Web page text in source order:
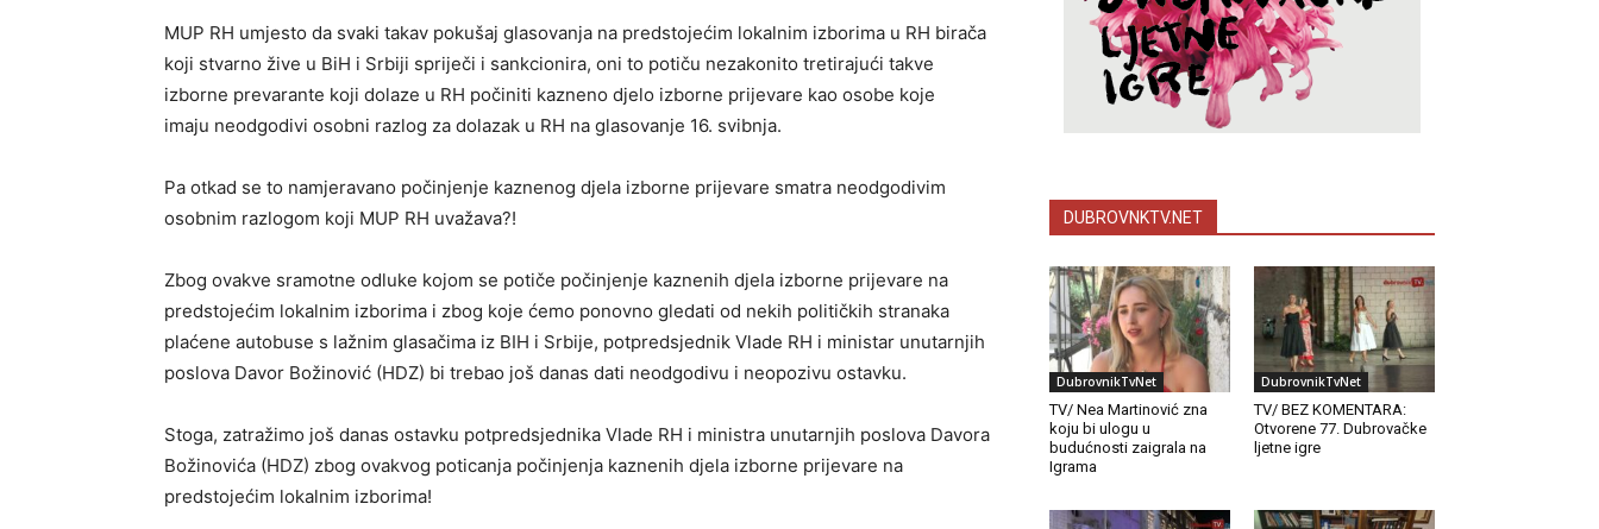
MUP RH umjesto da svaki takav pokušaj glasovanja na predstojećim lokalnim izborima u RH birača
koji stvarno žive u BiH i Srbiji spriječi i sankcionira, oni to potiču nezakonito tretirajući takve
izborne prevarante koji dolaze u RH počiniti kazneno djelo izborne prijevare kao osobe koje
imaju neodgodivi osobni razlog za dolazak u RH na glasovanje 16. svibnja.
Pa otkad se to namjeravano počinjenje kaznenog djela izborne prijevare smatra neodgodivim
osobnim razlogom koji MUP RH uvažava?!
Zbog ovakve sramotne odluke kojom se potiče počinjenje kaznenih djela izborne prijevare na
predstojećim lokalnim izborima i zbog koje ćemo ponovno gledati od nekih političkih stranaka
plaćene autobuse s lažnim glasačima iz BIH i Srbije, potpredsjednik Vlade RH i ministar unutarnjih
poslova Davor Božinović (HDZ) bi trebao još danas dati neodgodivu i neopozivu ostavku.
Stoga, zatražimo još danas ostavku potpredsjednika Vlade RH i ministra unutarnjih poslova Davora
Božinovića (HDZ) zbog ovakvog poticanja počinjenja kaznenih djela izborne prijevare na
predstojećim lokalnim izborima!
DUBROVNKTV.NET
DubrovnikTvNet
TV/ Nea Martinović zna
koju bi ulogu u
budućnosti zaigrala na
Igrama
DubrovnikTvNet
TV/ BEZ KOMENTARA:
Otvorene 77. Dubrovačke
ljetne igre